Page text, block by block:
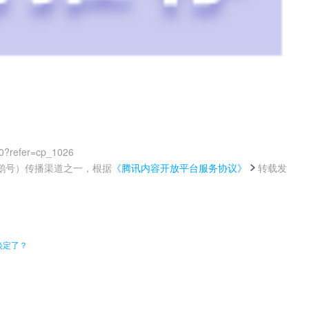
号）传播渠道之一，根据 《腾讯内容开放平台服务协议》 转载发
了？